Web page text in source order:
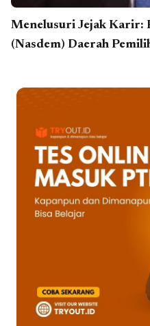
Menelusuri Jejak Karir:
(Nasdem) Daerah